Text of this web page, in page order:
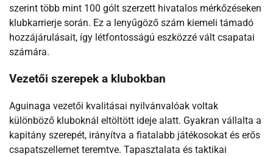
szerint több mint 100 gólt szerzett hivatalos mérkőzéseken
klubkarrierje során. Ez a lenyűgöző szám kiemeli támadó
hozzájárulásait, így létfontosságú eszközzé vált csapatai
számára.
Vezetői szerepek a klubokban
Aguinaga vezetői kvalitásai nyilvánvalóak voltak
különböző kluboknál eltöltött ideje alatt. Gyakran vállalta a
kapitány szerepét, irányítva a fiatalabb játékosokat és erős
csapatszellemet teremtve. Tapasztalata és taktikai